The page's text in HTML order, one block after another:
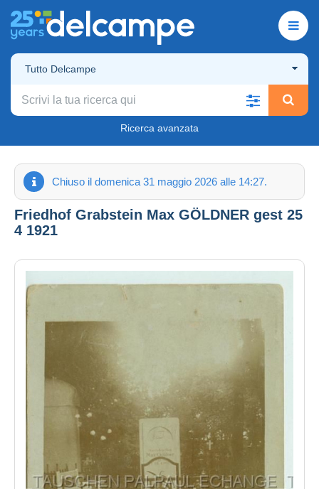
Tutto Delcampe
Ricerca avanzata
Chiuso il domenica 31 maggio 2026 alle 14:27.
Friedhof Grabstein Max GÖLDNER gest 25
4 1921